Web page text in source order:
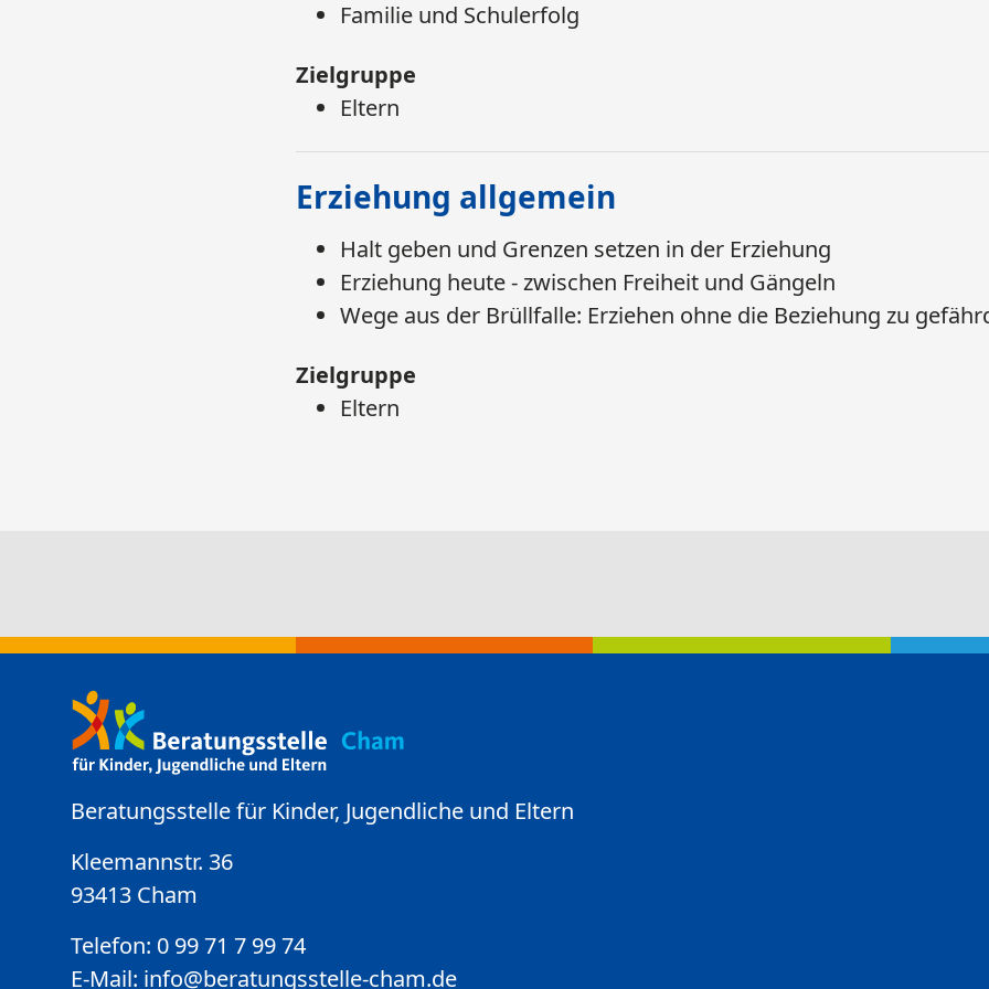
Familie und Schulerfolg
Zielgruppe
​​​​​​​Eltern​​​​​​​​​
Erziehung allgemein
Halt geben und Grenzen setzen in der Erziehung
Erziehung heute - zwischen Freiheit und Gängeln
Wege aus der Brüllfalle: Erziehen ohne die Beziehung zu
Zielgruppe
​​​​​​Eltern​​​​​​​​​
Beratungsstelle für Kinder, Jugendliche und Eltern
Kleemannstr. 36
93413 Cham
Telefon: 0 99 71 7 99 74
E-Mail: info@beratungsstelle-cham.de